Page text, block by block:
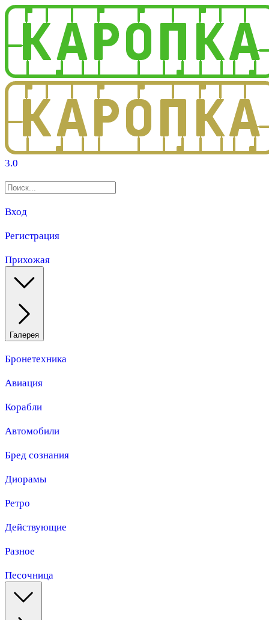
3.0
Вход
Регистрация
Прихожая
Галерея
Бронетехника
Авиация
Корабли
Автомобили
Бред сознания
Диорамы
Ретро
Действующие
Разное
Песочница